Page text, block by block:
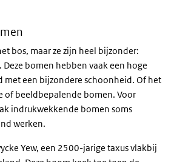
bos, maar ze zijn heel bijzonder:
bomen hebben vaak een hoge
met een bijzondere schoonheid. Of het
of beeldbepalende bomen. Voor
indrukwekkende bomen soms
werken.
Yew, een 2500-jarige taxus vlakbij